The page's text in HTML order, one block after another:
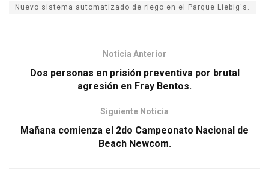
Nuevo sistema automatizado de riego en el Parque Liebig's.
Noticia Anterior
Dos personas en prisión preventiva por brutal
agresión en Fray Bentos.
Siguiente Noticia
Mañana comienza el 2do Campeonato Nacional de
Beach Newcom.